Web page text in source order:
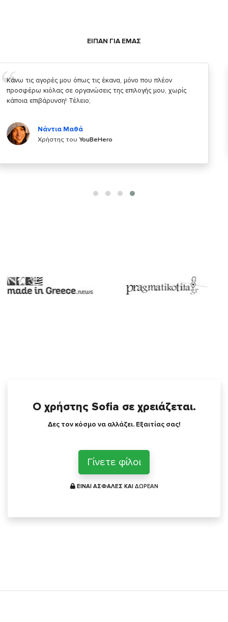
ΕΙΠΑΝ ΓΙΑ ΕΜΑΣ
Σας ευχαριστώ που μας δίνετε την δυνατότητα να κάνουμε
κάτι!
Χρήστης του
Ο χρήστης Sofia σε χρειάζεται.
Δες τον κόσμο να αλλάζει. Εξαιτίας σας!
Γίνετε φίλοι
ΕΙΝΑΙ ΑΣΦΑΛΕΣ ΚΑΙ ΔΩΡΕΑΝ